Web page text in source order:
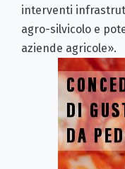
interventi
agro-silvicolo e
aziende agricole».